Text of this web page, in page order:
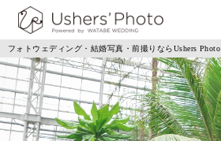
フォトウェディング・結婚写真・前撮りならUshers Photo